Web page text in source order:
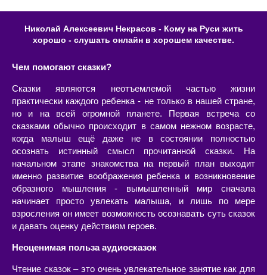
Николай Алексеевич Некрасов - Кому на Руси жить
хорошо - слушать онлайн в хорошем качестве.
Чем помогают сказки?
Сказки являются неотъемлемой частью жизни
практически каждого ребенка - не только в нашей стране,
но и на всей огромной планете. Первая встреча со
сказками обычно происходит в самом нежном возрасте,
когда малыш ещё даже не в состоянии полностью
осознать истинный смысл прочитанной сказки. На
начальном этапе знакомства на первый план выходит
именно развитие воображения ребенка и возникновение
образного мышления - вымышленный мир сначала
начинает просто увлекать малыша, и лишь по мере
взросления он имеет возможность осознавать суть сказок
и давать оценку действиям героев.
Неоценимая польза аудиосказок
Чтение сказок – это очень увлекательное занятие как для